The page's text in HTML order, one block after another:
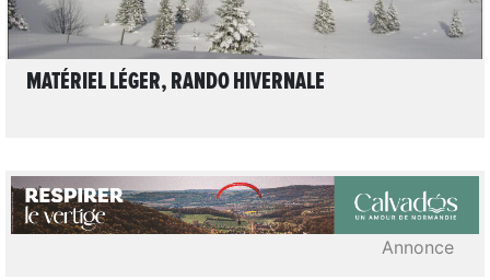
MATÉRIEL LÉGER, RANDO HIVERNALE
Annonce